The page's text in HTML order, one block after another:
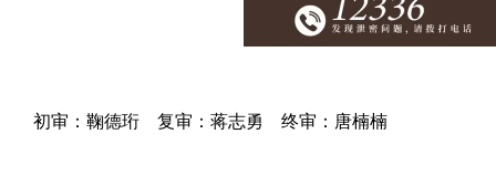
初审：鞠德珩 复审：蒋志勇 终审：唐楠楠